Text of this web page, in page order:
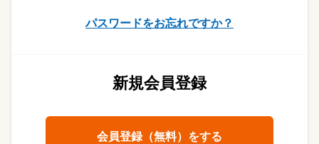
パスワードをお忘れですか？
新規会員登録
会員登録（無料）をする